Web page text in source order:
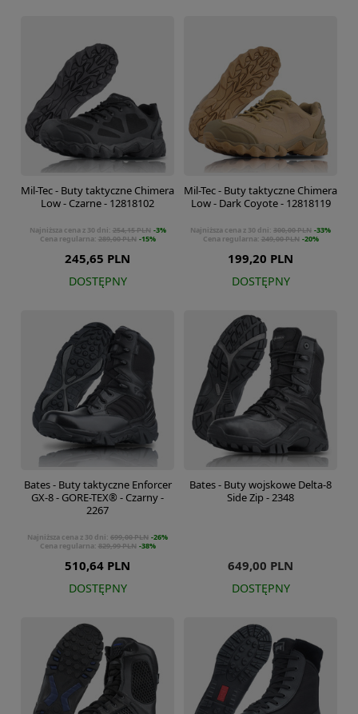
Mil-Tec - Buty taktyczne Chimera
Low - Czarne - 12818102
245,65 PLN
Najniższa cena z 30 dni: 254,15 PLN -3%
Cena regularna: 289,00 PLN -15%
DOSTĘPNY
Mil-Tec - Buty taktyczne Chimera
Low - Dark Coyote - 12818119
199,20 PLN
Najniższa cena z 30 dni: 300,00 PLN -33%
Cena regularna: 249,00 PLN -20%
DOSTĘPNY
Bates - Buty taktyczne Enforcer
GX-8 - GORE-TEX® - Czarny -
2267
510,64 PLN
Najniższa cena z 30 dni: 699,00 PLN -26%
Cena regularna: 829,99 PLN -38%
DOSTĘPNY
Bates - Buty wojskowe Delta-8
Side Zip - 2348
649,00 PLN
DOSTĘPNY